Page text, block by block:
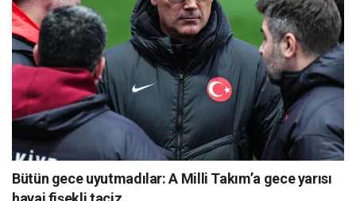
Bütün gece uyutmadılar: A Milli Takım’a gece yarısı